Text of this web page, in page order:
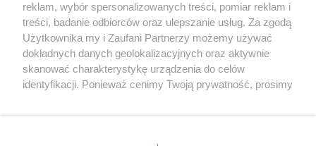
Nie zapomnij
zapoznać się z:
polityką prywatności regulamin korzystania z portali
Twojemiasto
Piekary Śląskie
Chorzów
Tarnowskie Góry
Skontaktuj sięz nami
Kontakt
Wydawca
Redakcja
reklam, wybór spersonalizowanych treści, pomiar reklam i
treści, badanie odbiorców oraz ulepszanie usług. Za zgodą
Użytkownika my i Zaufani Partnerzy możemy używać
dokładnych danych geolokalizacyjnych oraz aktywnie
skanować charakterystykę urządzenia do celów
identyfikacji. Ponieważ cenimy Twoją prywatność, prosimy